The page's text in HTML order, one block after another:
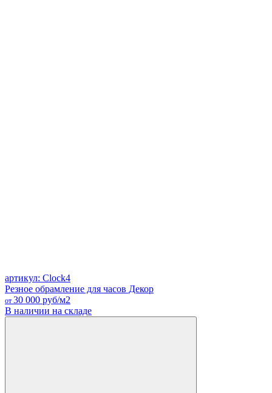
артикул: Clock4
Резное обрамление для часов Декор
от 30 000 руб/м2
В наличии на складе